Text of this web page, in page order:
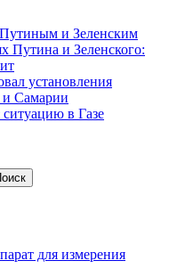
и Зеленским
Путина и Зеленского:
установления
и Самарии
ситуацию в Газе
для измерения